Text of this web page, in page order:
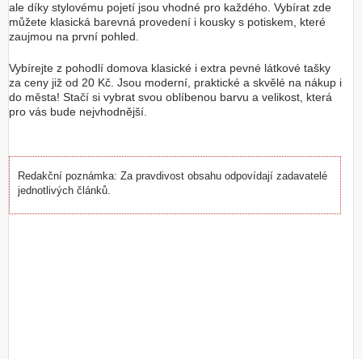
ale díky stylovému pojetí jsou vhodné pro každého. Vybírat zde
můžete klasická barevná provedení i kousky s potiskem, které
zaujmou na první pohled.
Vybírejte z pohodlí domova klasické i extra pevné látkové tašky
za ceny již od 20 Kč. Jsou moderní, praktické a skvělé na nákup i
do města! Stačí si vybrat svou oblíbenou barvu a velikost, která
pro vás bude nejvhodnější.
Redakční poznámka: Za pravdivost obsahu odpovídají zadavatelé
jednotlivých článků.